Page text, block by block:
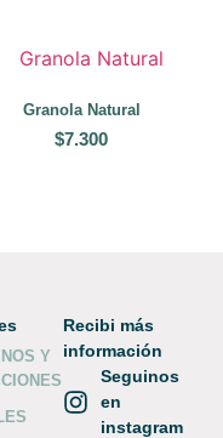
Granola Natural
$7.300
Y
Recibi más
información
Seguinos
en
instagram